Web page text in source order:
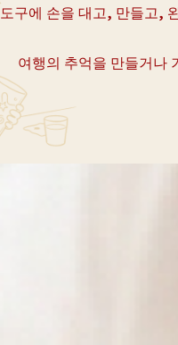
도구에 손을 대고, 만들고,
여행의 추억을 만들거나